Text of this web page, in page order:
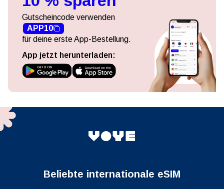
Gutscheincode verwenden
APP10
für deine erste App-Bestellung.
App jetzt herunterladen:
Beliebte internationale eSIM